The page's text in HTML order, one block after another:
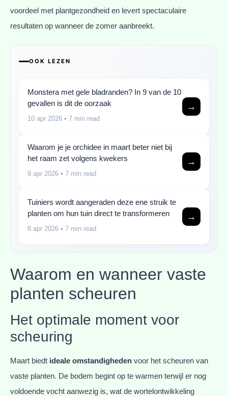
voordeel met plantgezondheid en levert spectaculaire
resultaten op wanneer de zomer aanbreekt.
OOK LEZEN
Monstera met gele bladranden? In 9 van de 10
gevallen is dit de oorzaak
10 apr 2026 • 7 min read
→
Waarom je je orchidee in maart beter niet bij
het raam zet volgens kwekers
9 apr 2026 • 7 min read
→
Tuiniers wordt aangeraden deze ene struik te
planten om hun tuin direct te transformeren
8 apr 2026 • 7 min read
→
Waarom en wanneer vaste
planten scheuren
Het optimale moment voor
scheuring
Maart biedt ideale omstandigheden voor het scheuren van
vaste planten. De bodem begint op te warmen terwijl er nog
voldoende vocht aanwezig is, wat de wortelontwikkeling